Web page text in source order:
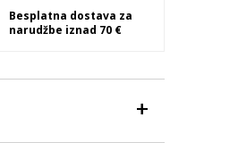
Besplatna dostava za
narudžbe iznad 70 €